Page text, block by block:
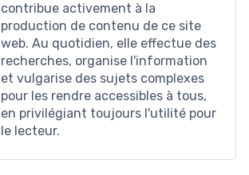
contribue activement à la
production de contenu de ce site
web. Au quotidien, elle effectue des
recherches, organise l'information
et vulgarise des sujets complexes
pour les rendre accessibles à tous,
en privilégiant toujours l'utilité pour
le lecteur.